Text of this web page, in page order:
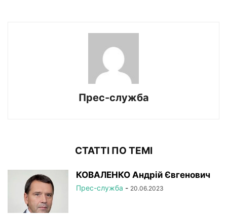
Прес-служба
СТАТТІ ПО ТЕМІ
КОВАЛЕНКО Андрій Євгенович
Прес-служба - 20.06.2023